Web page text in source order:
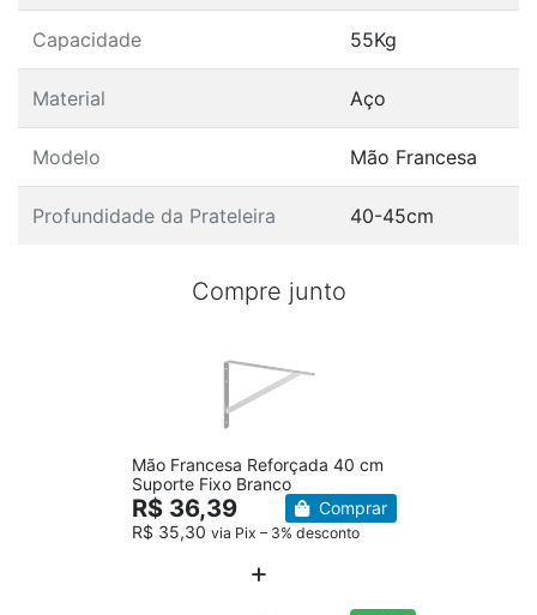
Capacidade 55Kg
Material Aço
Modelo Mão Francesa
Profundidade da Prateleira 40-45cm
Compre junto
Mão Francesa Reforçada 40 cm
Suporte Fixo Branco
R$ 36,39
R$ 35,30 via Pix – 3% desconto
Comprar